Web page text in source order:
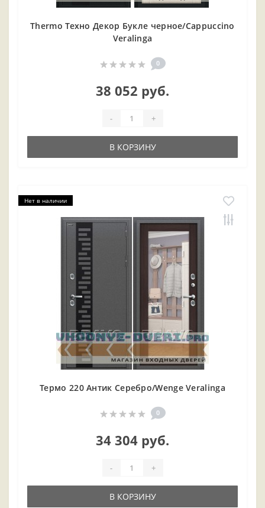
Thermo Техно Декор Букле черное/Cappuccino
Veralinga
0
38 052 руб.
- +
В КОРЗИНУ
Нет в наличии
Термо 220 Антик Серебро/Wenge Veralinga
0
34 304 руб.
- +
В КОРЗИНУ